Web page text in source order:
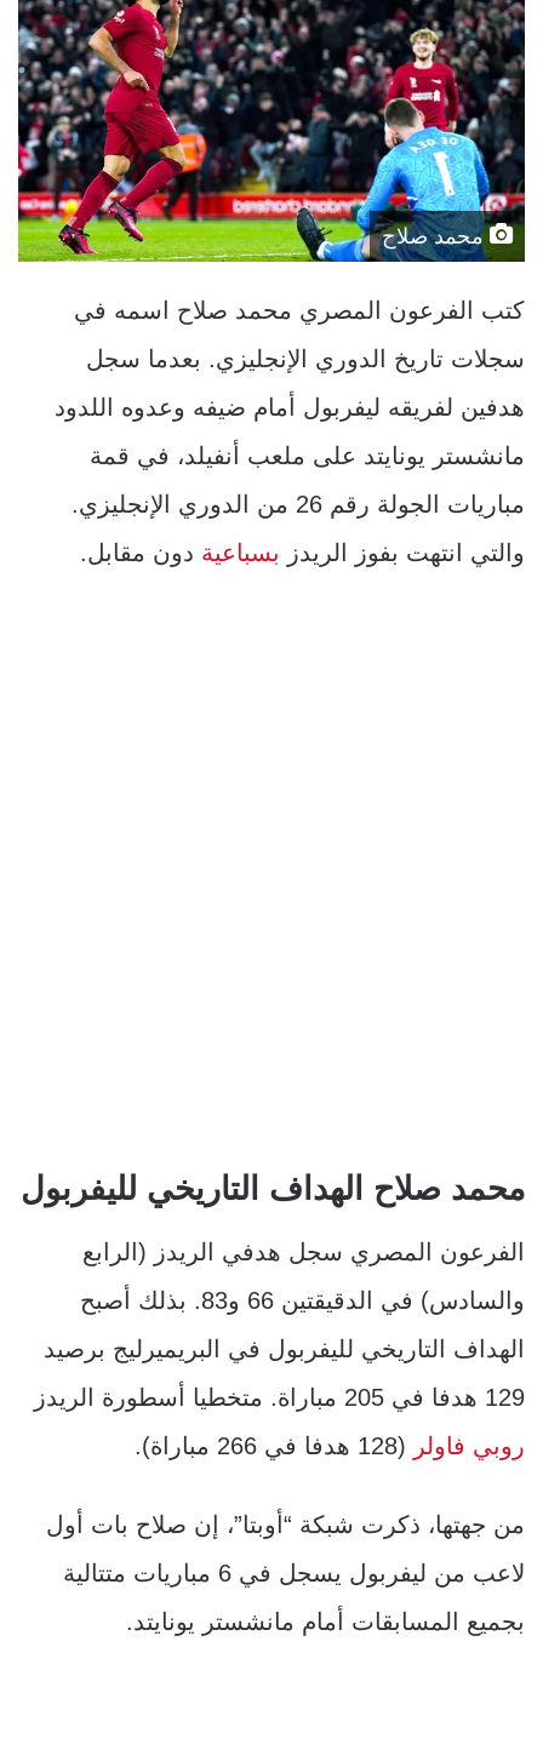
محمد صلاح
كتب الفرعون المصري محمد صلاح اسمه في
سجلات تاريخ الدوري الإنجليزي. بعدما سجل
هدفين لفريقه ليفربول أمام ضيفه وعدوه اللدود
مانشستر يونايتد على ملعب أنفيلد، في قمة
مباريات الجولة رقم 26 من الدوري الإنجليزي.
والتي انتهت بفوز الريدز بسباعية دون مقابل.
محمد صلاح الهداف التاريخي لليفربول
الفرعون المصري سجل هدفي الريدز (الرابع
والسادس) في الدقيقتين 66 و83. بذلك أصبح
الهداف التاريخي لليفربول في البريميرليج برصيد
129 هدفا في 205 مباراة. متخطيا أسطورة الريدز
روبي فاولر (128 هدفا في 266 مباراة).
من جهتها، ذكرت شبكة “أوبتا”، إن صلاح بات أول
لاعب من ليفربول يسجل في 6 مباريات متتالية
بجميع المسابقات أمام مانشستر يونايتد.